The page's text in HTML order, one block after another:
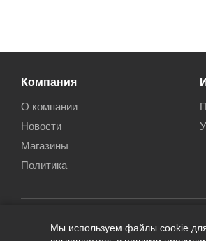
Мы используем файлы cookie для
Компания
О компании
Новости
Магазины
Политика
2026 © Кан-Тэррия Kids